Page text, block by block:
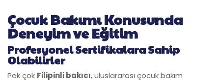
Çocuk Bakımı Konusunda
Deneyim ve Eğitim
Profesyonel Sertifikalara Sahip
Olabilirler
Pek çok Filipinli bakıcı, uluslararası çocuk bakım